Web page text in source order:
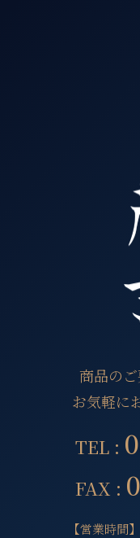
商品のご
お気軽に
TEL :
FAX :
【営業時間